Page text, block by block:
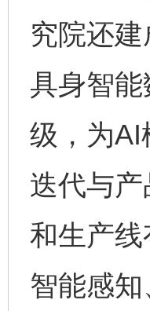
究院还
具身智
级，为AI
迭代与
和生产
智能感